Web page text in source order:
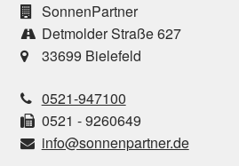
SonnenPartner
Detmolder Straße 627
33699 Bielefeld
0521-947100
0521 - 9260649
info@sonnenpartner.de